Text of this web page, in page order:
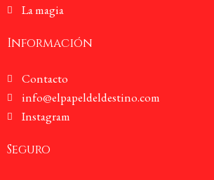
La magia
Información
Contacto
info@elpapeldeldestino.com
Instagram
Seguro